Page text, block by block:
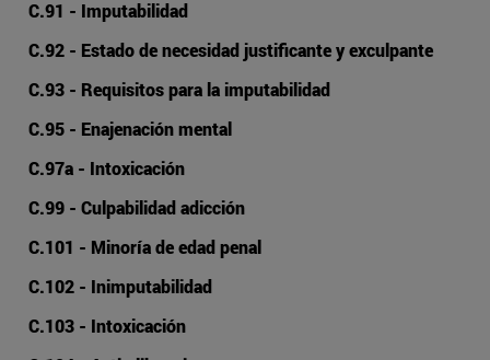
C.91 - Imputabilidad
C.92 - Estado de necesidad justificante y exculpante
C.93 - Requisitos para la imputabilidad
C.95 - Enajenación mental
C.97a - Intoxicación
C.99 - Culpabilidad adicción
C.101 - Minoría de edad penal
C.102 - Inimputabilidad
C.103 - Intoxicación